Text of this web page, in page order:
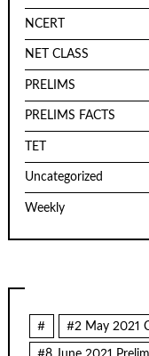
NCERT
NET CLASS
PRELIMS
PRELIMS FACTS
TET
Uncategorized
Weekly
# #2 May 2021